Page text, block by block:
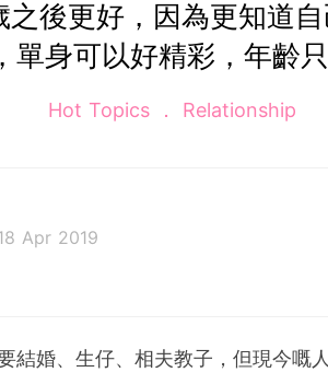
之後更好，因為更知道
單身可以好精彩，年齡
Hot Topics Relationship
Apr 2019
結婚、生仔、相夫教子，但現今嘅